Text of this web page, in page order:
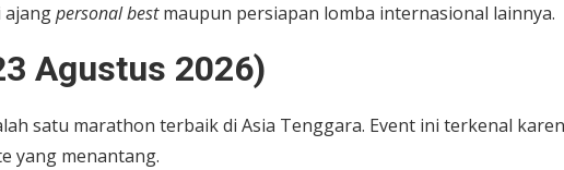
ajangpersonal bestmaupun persiapan lomba internasional lainnya.
Agustus 2026)
satu marathon terbaik di Asia Tenggara. Event ini terkenal
yang menantang.